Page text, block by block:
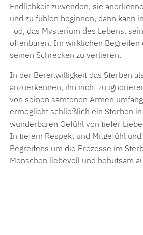
Endlichkeit zuwenden, sie
und zu fühlen beginnen, dann kann
Tod, das Mysterium des Lebens,
offenbaren. Im wirklichen Begreifen
seinen Schrecken zu verlieren.
In der Bereitwilligkeit das Sterben
anzuerkennen, ihn nicht zu
von seinen samtenen Armen
ermöglicht schließlich ein Sterben
wunderbaren Gefühl von tiefer
In tiefem Respekt und Mitgefühl
Begreifens um die Prozesse im
Menschen liebevoll und behutsam